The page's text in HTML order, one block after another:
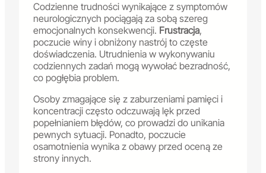
Codzienne trudności wynikające z symptomów
neurologicznych pociągają za sobą szereg
emocjonalnych konsekwencji. Frustracja,
poczucie winy i obniżony nastrój to częste
doświadczenia. Utrudnienia w wykonywaniu
codziennych zadań mogą wywołać bezradność,
co pogłębia problem.
Osoby zmagające się z zaburzeniami pamięci i
koncentracji często odczuwają lęk przed
popełnianiem błędów, co prowadzi do unikania
pewnych sytuacji. Ponadto, poczucie
osamotnienia wynika z obawy przed oceną ze
strony innych.